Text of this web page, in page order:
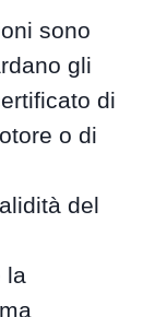
sono
gli
di
o di
del
la